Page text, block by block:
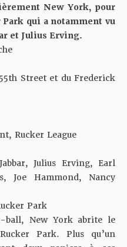
New York, pour
qui a notamment vu
et Julius Erving.
Street et du Frederick
Rucker League
,Julius Erving, Earl
, Joe Hammond, Nancy
Park
ball, New York abrite le
Park. Plus qu’un